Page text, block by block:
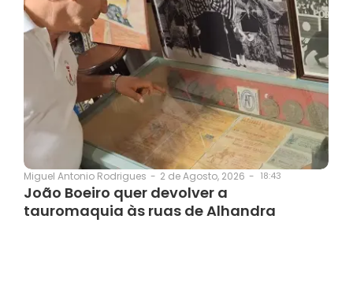
Miguel Antonio Rodrigues - 2 de Agosto, 2026 - 18:43
João Boeiro quer devolver a
tauromaquia às ruas de Alhandra